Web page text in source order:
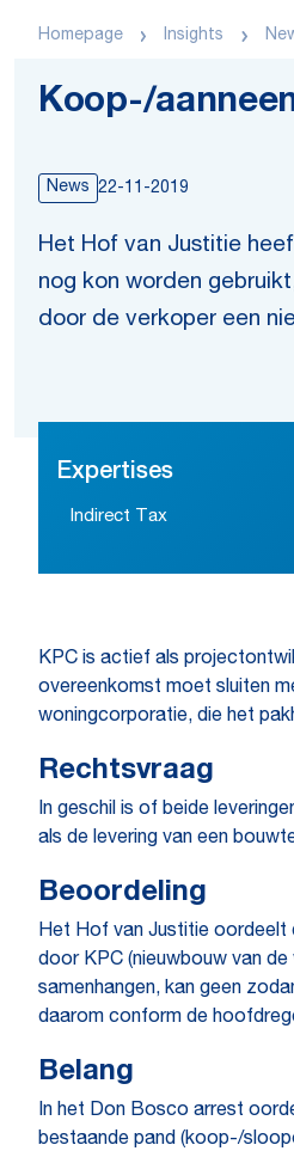
Homepage Insights
Koop-/
News 22-11-2019
Het Hof van Justitie
nog kon worden
door de verkoper een
Expertises
Indirect Tax
KPC is actief als
overeenkomst moet sluiten
woningcorporatie, die het
Rechtsvraag
In geschil is of beide
als de levering van een
Beoordeling
Het Hof van Justitie oordeelt
door KPC (nieuwbouw van
samenhangen, kan geen
daarom conform de
Belang
In het Don Bosco arrest
bestaande pand (koop-/